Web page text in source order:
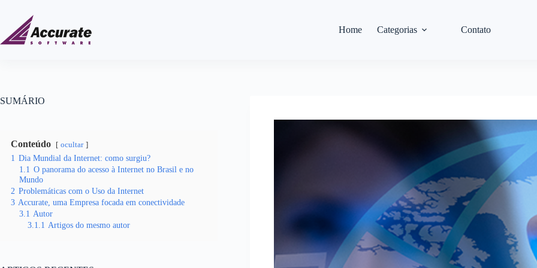
Home Categorias Contato
SUMÁRIO
Conteúdo ocultar
1 Dia Mundial da Internet: como surgiu?
1.1 O panorama do acesso à Internet no Brasil e no
Mundo
2 Problemáticas com o Uso da Internet
3 Accurate, uma Empresa focada em conectividade
3.1 Autor
3.1.1 Artigos do mesmo autor